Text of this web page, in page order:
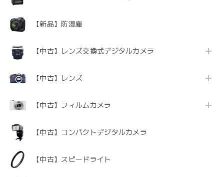
【新品】防湿庫
【中古】レンズ交換式デジタルカメラ
【中古】レンズ
【中古】フィルムカメラ
【中古】コンパクトデジタルカメラ
【中古】スピードライト